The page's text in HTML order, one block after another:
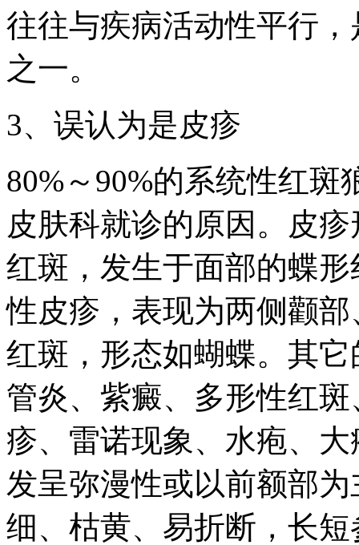
往往与疾病活动性平行
之一。
3、误认为是皮疹
80%～90%的系统性红
皮肤科就诊的原因。皮
红斑，发生于面部的蝶
性皮疹，表现为两侧颧
红斑，形态如蝴蝶。其
管炎、紫癜、多形性红
疹、雷诺现象、水疱、
发呈弥漫性或以前额部
细、枯黄、易折断，长